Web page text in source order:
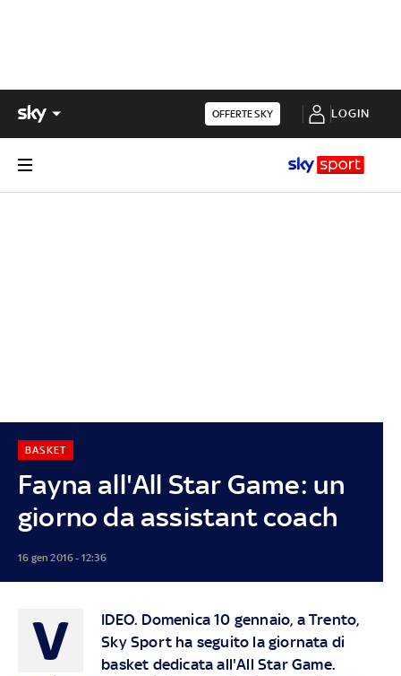
OFFERTE SKY LOGIN
Fayna all'All Star Game: un
giorno da assistant coach
BASKET
16 gen 2016 - 12:36
V IDEO. Domenica 10 gennaio, a Trento,
Sky Sport ha seguito la giornata di
basket dedicata all'All Star Game.